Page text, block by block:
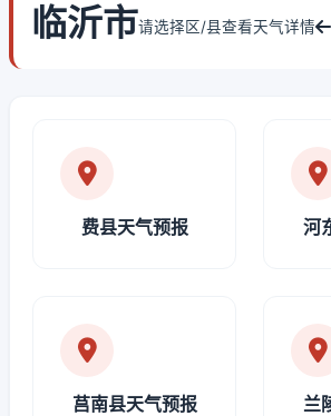
临沂市请选择区/县查看天气详情
费县天气预报 河
莒南县天气预报 兰